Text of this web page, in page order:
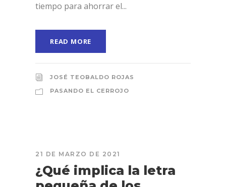
tiempo para ahorrar el...
READ MORE
JOSÉ TEOBALDO ROJAS
PASANDO EL CERROJO
21 DE MARZO DE 2021
¿Qué implica la letra